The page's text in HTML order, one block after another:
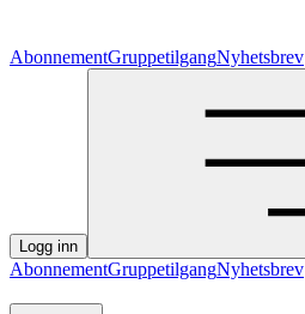
AbonnementGruppetilgangNyhetsbrev
Logg inn
AbonnementGruppetilgangNyhetsbrev